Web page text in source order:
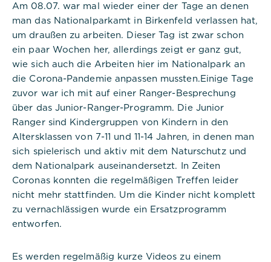
Am 08.07. war mal wieder einer der Tage an denen
man das Nationalparkamt in Birkenfeld verlassen hat,
um draußen zu arbeiten. Dieser Tag ist zwar schon
ein paar Wochen her, allerdings zeigt er ganz gut,
wie sich auch die Arbeiten hier im Nationalpark an
die Corona-Pandemie anpassen mussten.Einige Tage
zuvor war ich mit auf einer Ranger-Besprechung
über das Junior-Ranger-Programm. Die Junior
Ranger sind Kindergruppen von Kindern in den
Altersklassen von 7-11 und 11-14 Jahren, in denen man
sich spielerisch und aktiv mit dem Naturschutz und
dem Nationalpark auseinandersetzt. In Zeiten
Coronas konnten die regelmäßigen Treffen leider
nicht mehr stattfinden. Um die Kinder nicht komplett
zu vernachlässigen wurde ein Ersatzprogramm
entworfen.
Es werden regelmäßig kurze Videos zu einem